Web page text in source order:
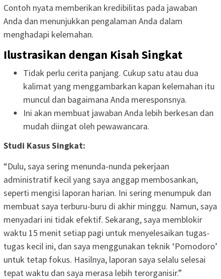
Contoh nyata memberikan kredibilitas pada jawaban
Anda dan menunjukkan pengalaman Anda dalam
menghadapi kelemahan.
Ilustrasikan dengan Kisah Singkat
Tidak perlu cerita panjang. Cukup satu atau dua
kalimat yang menggambarkan kapan kelemahan itu
muncul dan bagaimana Anda meresponsnya.
Ini akan membuat jawaban Anda lebih berkesan dan
mudah diingat oleh pewawancara.
Studi Kasus Singkat:
“Dulu, saya sering menunda-nunda pekerjaan
administratif kecil yang saya anggap membosankan,
seperti mengisi laporan harian. Ini sering menumpuk dan
membuat saya terburu-buru di akhir minggu. Namun, saya
menyadari ini tidak efektif. Sekarang, saya memblokir
waktu 15 menit setiap pagi untuk menyelesaikan tugas-
tugas kecil ini, dan saya menggunakan teknik ‘Pomodoro’
untuk tetap fokus. Hasilnya, laporan saya selalu selesai
tepat waktu dan saya merasa lebih terorganisir.”